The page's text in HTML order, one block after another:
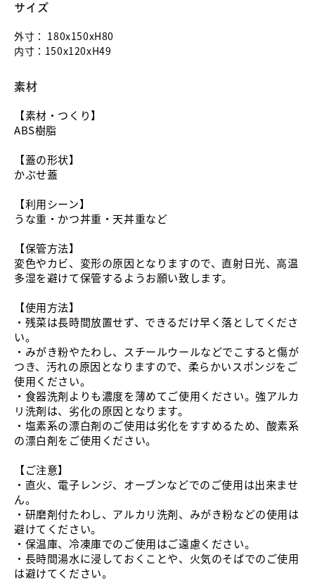
サイズ
外寸： 180x150xH80
内寸： 150x120xH49
素材
【素材・つくり】
ABS樹脂
【蓋の形状】
かぶせ蓋
【利用シーン】
うな重・かつ丼重・天丼重など
【保管方法】
変色やカビ、変形の原因となりますので、直射日光、高温
多湿を避けて保管するようお願い致します。
【使用方法】
・残菜は長時間放置せず、できるだけ早く落としてくださ
い。
・みがき粉やたわし、スチールウールなどでこすると傷が
つき、汚れの原因となりますので、柔らかいスポンジをご
使用ください。
・食器洗剤よりも濃度を薄めてご使用ください。強アルカ
リ洗剤は、劣化の原因となります。
・塩素系の漂白剤のご使用は劣化をすすめるため、酸素系
の漂白剤をご使用ください。
【ご注意】
・直火、電子レンジ、オーブンなどでのご使用は出来ませ
ん。
・研磨剤付たわし、アルカリ洗剤、みがき粉などの使用は
避けてください。
・保温庫、冷凍庫でのご使用はご遠慮ください。
・長時間湯水に浸しておくことや、火気のそばでのご使用
は避けてください。